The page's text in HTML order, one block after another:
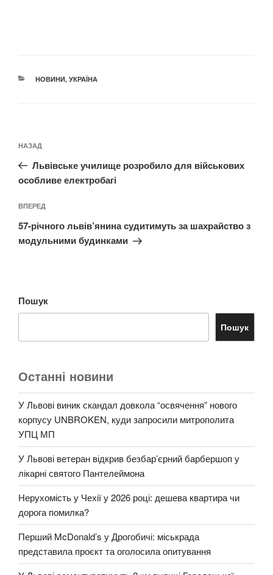
КАТЕГОРІЇ
НОВИНИ, УКРАЇНА
записів
Попередній
запис:
НАЗАД
Львівське училище розробило для військових
особливе електробагі
Наступний
запис
ВПЕРЕД
57-річного львів’янина судитимуть за шахрайство з
модульними будинками
Пошук
Пошук
Останні новини
У Львові виник скандал довкола “освячення” нового
корпусу UNBROKEN, куди запросили митрополита
УПЦ МП
У Львові ветеран відкрив безбар’єрний барбершоп у
лікарні святого Пантелеймона
Нерухомість у Чехії у 2026 році: дешева квартира чи
дорога помилка?
Перший McDonald’s у Дрогобичі: міськрада
представила проєкт та оголосила опитування